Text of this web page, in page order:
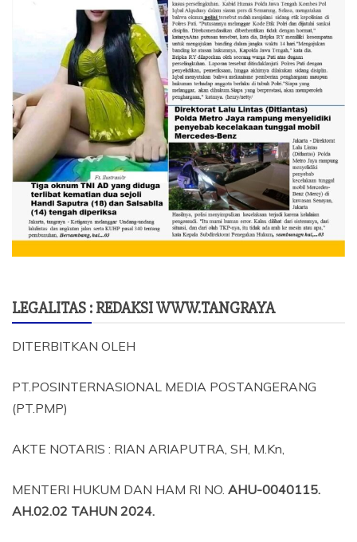
LEGALITAS : REDAKSI WWW.TANGRAYA
DITERBITKAN OLEH
PT.POSINTERNASIONAL MEDIA POSTANGERANG
(PT.PMP)
AKTE NOTARIS : RIAN ARIAPUTRA, SH, M.Kn,
MENTERI HUKUM DAN HAM RI NO. AHU-0040115.
AH.02.02 TAHUN 2024.